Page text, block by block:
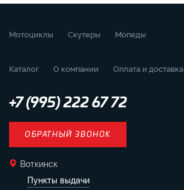
Мотоциклы Скутеры Мопеды
Каталог О компании Оплата и доставка
+7 (995) 222 67 72
ОБРАТНЫЙ ЗВОНОК
Воткинск
Пункты выдачи